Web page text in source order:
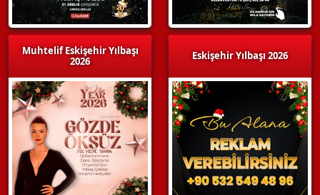
Muhtelif Eskişehir Yılbaşı
2026
Eskişehir Yılbaşı 2026